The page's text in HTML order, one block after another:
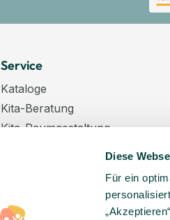
Diese
Für ein
Service
Kataloge
Kita-Beratung
Kita-Raumgestaltung
Windelpauschale